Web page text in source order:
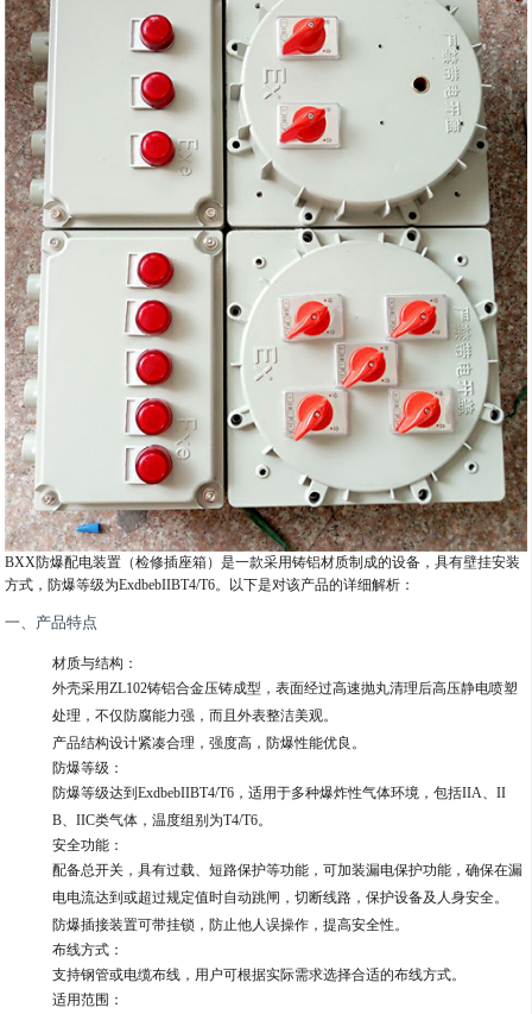
BXX防爆配电装置（检修插座箱）是一款采用铸铝材质制成的设备，具有壁挂安装
方式，防爆等级为ExdbebIIBT4/T6。以下是对该产品的详细解析：
一、产品特点
材质与结构 ：
外壳采用ZL102铸铝合金压铸成型，表面经过高速抛丸清理后高压静电喷塑
处理，不仅防腐能力强，而且外表整洁美观。
产品结构设计紧凑合理，强度高，防爆性能优良。
防爆等级 ：
防爆等级达到ExdbebIIBT4/T6，适用于多种爆炸性气体环境，包括IIA、II
B、IIC类气体，温度组别为T4/T6。
安全功能 ：
配备总开关，具有过载、短路保护等功能，可加装漏电保护功能，确保在漏
电电流达到或超过规定值时自动跳闸，切断线路，保护设备及人身安全。
防爆插接装置可带挂锁，防止他人误操作，提高安全性。
布线方式 ：
支持钢管或电缆布线，用户可根据实际需求选择合适的布线方式。
适用范围 ：